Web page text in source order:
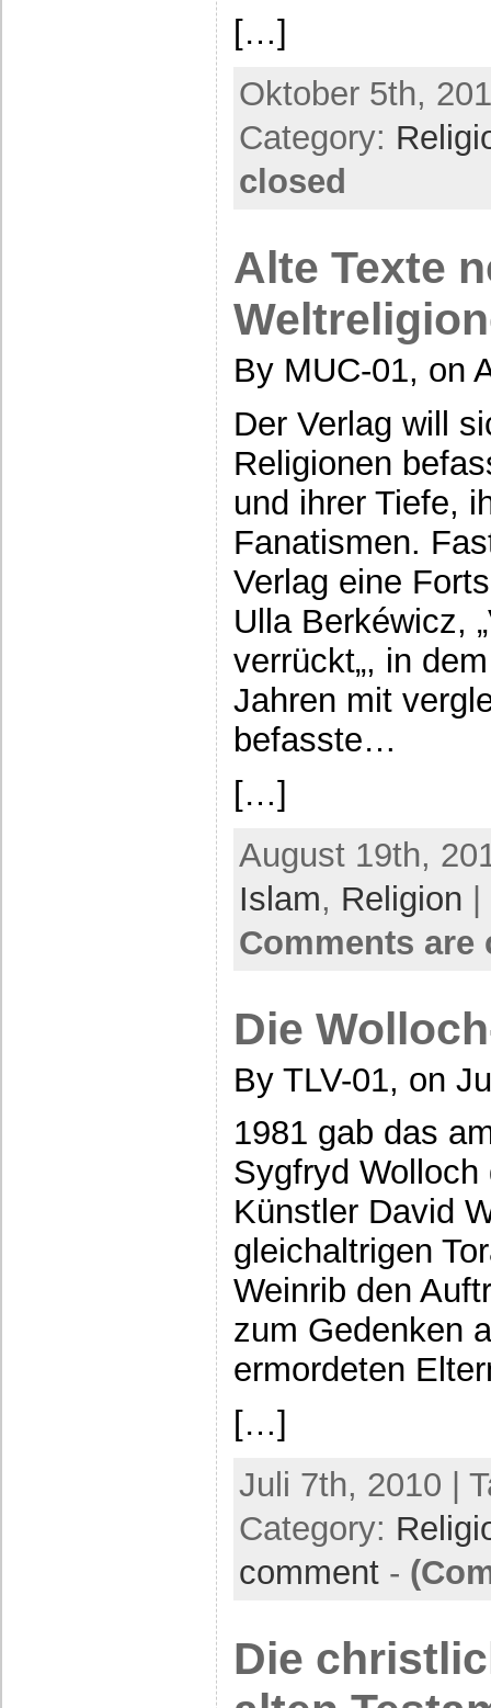
[…]
Oktober 5th,
Category:
closed
Alte Texte
By MUC-01, on
Der Verlag will
Religionen
und ihrer Tiefe,
Fanatismen.
Verlag eine
Ulla Berkéwicz,
verrückt„, in
Jahren mit
befasste…
[…]
August 19th,
Islam, Religion |
Comments are
Die
By TLV-01, on
1981 gab das
Sygfryd
Künstler David
gleichaltrigen
Weinrib den
zum Gedenken
ermordeten
[…]
Juli 7th, 2010 |
Category:
comment -
Die